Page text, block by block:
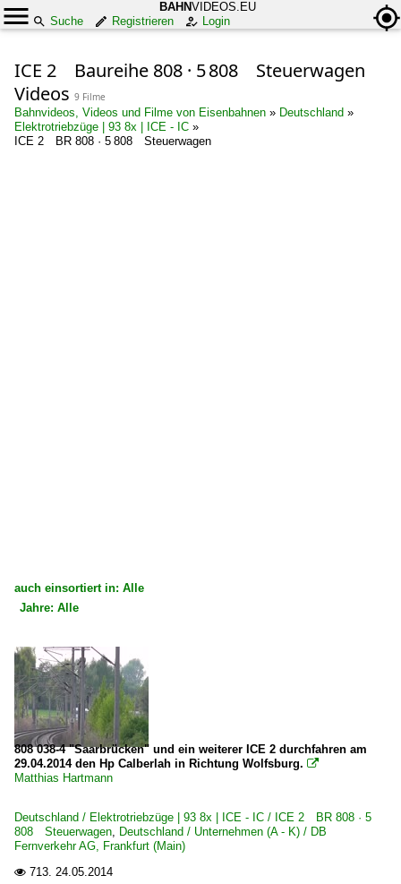
BAHNVIDEOS.EU
Suche
Registrieren Login
ICE 2 Baureihe 808 · 5 808 Steuerwagen
Videos 9 Filme
Bahnvideos, Videos und Filme von Eisenbahnen » Deutschland »
Elektrotriebzüge | 93 8x | ICE - IC »
ICE 2 BR 808 · 5 808 Steuerwagen
auch einsortiert in: Alle
Deutschland
Bahnhöfe (A - E)
Berlin (Sonstige)
Berlin Spandau
Hannover Hbf ·HH·
Kassel-Wilhelmshöhe
Jahre: Alle
Alle Jahre
2000
2009
2010
2011
2012
2014
808 038-4 "Saarbrücken" und ein weiterer ICE 2 durchfahren am
29.04.2014 den Hp Calberlah in Richtung Wolfsburg. 
Matthias Hartmann
Deutschland / Elektrotriebzüge | 93 8x | ICE - IC / ICE 2 BR 808 · 5
808 Steuerwagen, Deutschland / Unternehmen (A - K) / DB
Fernverkehr AG, Frankfurt (Main)
 713. 24.05.2014